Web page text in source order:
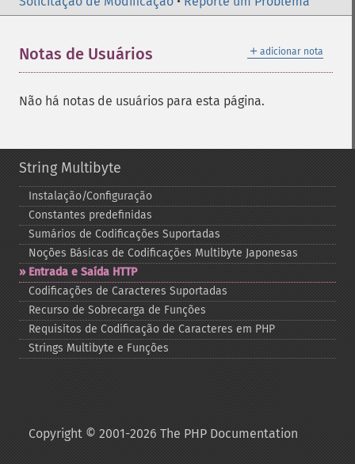
＋ adicionar nota
Notas de Usuários
Não há notas de usuários para esta página.
String Multibyte
Instalação/Configuração
Constantes predefinidas
Sumários de Codificações Suportadas
Noções Básicas de Codificações Multibyte Japonesas
Entrada e Saída HTTP
Codificações de Caracteres Suportadas
Recurso de Sobrecarga de Funções
Requisitos de Codificação de Caracteres em PHP
Strings Multibyte e Funções
Copyright © 2001-2026 The PHP Documentation